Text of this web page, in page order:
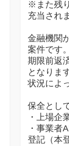
※また残
充当され
金融機関
案件です。
期限前返
となりま
状況によ
保全とし
・上場企
・事業者
登記（本